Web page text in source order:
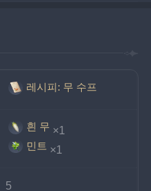
레시피: 무 수프
흰 무 ×1
민트 ×1
5